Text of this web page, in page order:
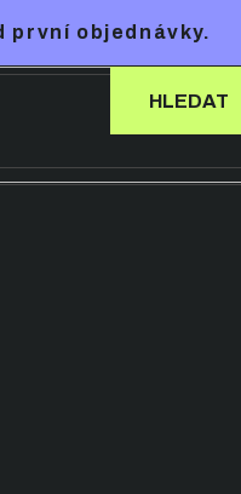
první objednávky.
HLEDAT